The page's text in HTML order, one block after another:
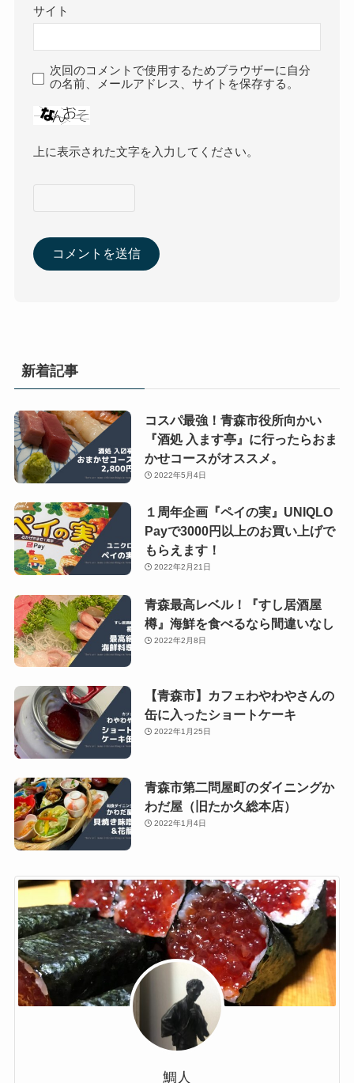
サイト
次回のコメントで使用するためブラウザーに自分
の名前、メールアドレス、サイトを保存する。
上に表示された文字を入力してください。
新着記事
コスパ最強！青森市役所向かい
『酒処 入ます亭』に行ったらおま
かせコースがオススメ。
2022年5月4日
１周年企画『ペイの実』UNIQLO
Payで3000円以上のお買い上げで
もらえます！
2022年2月21日
青森最高レベル！『すし居酒屋
樽』海鮮を食べるなら間違いなし
2022年2月8日
【青森市】カフェわやわやさんの
缶に入ったショートケーキ
2022年1月25日
青森市第二問屋町のダイニングか
わだ屋（旧たか久総本店）
2022年1月4日
鯛人